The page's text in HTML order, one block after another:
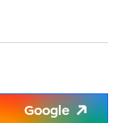
Google